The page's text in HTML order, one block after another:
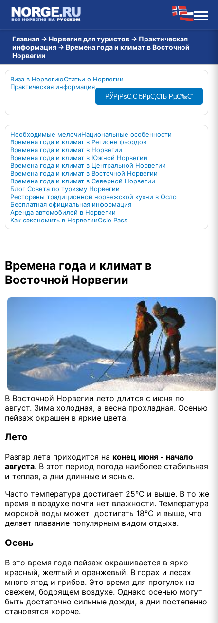
Главная → Норвегия для туристов → Практическая
информация → Времена года и климат в Восточной
Норвегии
Виза в НорвегиюСтатьи о Норвегии
Практическая информация
РЎРјРѕС‚СЂРµС‚СЊ РµС‰С‘
Необходимые мелочиНациональные особенности
Времена года и климат в Регионе фьордов
Времена года и климат в Норвегии
Времена года и климат в Южной Норвегии
Времена года и климат в Центральной Норвегии
Времена года и климат в Восточной Норвегии
Времена года и климат в Северной Норвегии
Блог Совета по туризму Норвегии
Рестораны традиционной норвежской кухни в Осло
Бесплатная официальная информация
Аренда автомобилей в Норвегии
Как сэкономить в НорвегииOslo Pass
Времена года и климат в
Восточной Норвегии
В Восточной Норвегии лето длится с июня по
август. Зима холодная, а весна прохладная. Осенью
пейзаж окрашен в яркие цвета.
Лето
Разгар лета приходится на конец июня - начало
августа. В этот период погода наиболее стабильная
и теплая, а дни длинные и ясные.
Часто температура достигает 25°C и выше. В то же
время в воздухе почти нет влажности. Температура
морской воды может достигать 18°C и выше, что
делает плавание популярным видом отдыха.
Осень
В это время года пейзаж окрашивается в ярко-
красный, желтый и оранжевый. В горах и лесах
много ягод и грибов. Это время для прогулок на
свежем, бодрящем воздухе. Однако осенью могут
быть достаточно сильные дожди, а дни постепенно
становятся короче.